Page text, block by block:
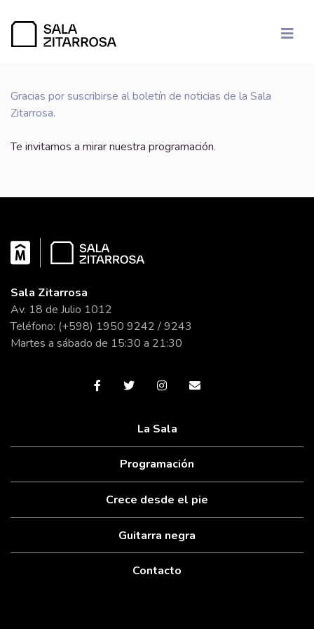
Gracias por suscribirse al boletín de noticias de la Sala
Zitarrosa.
Te invitamos a mirar nuestra programación.
Sala Zitarrosa
Av. 18 de Julio 1012
Teléfono: (+598) 1950 9242 / 9243
Martes a sábado de 15:30 a 21:30
La Sala
Programación
Crece desde el pie
Guitarra negra
Contacto